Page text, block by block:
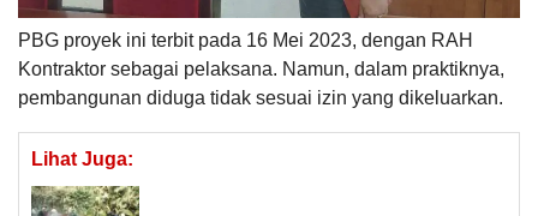
PBG proyek ini terbit pada 16 Mei 2023, dengan RAH
Kontraktor sebagai pelaksana. Namun, dalam praktiknya,
pembangunan diduga tidak sesuai izin yang dikeluarkan.
Lihat Juga: